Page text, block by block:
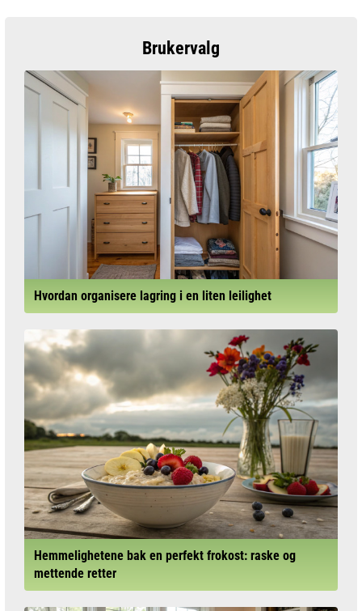
Brukervalg
Hvordan organisere lagring i en liten leilighet
Hemmelighetene bak en perfekt frokost: raske og
mettende retter